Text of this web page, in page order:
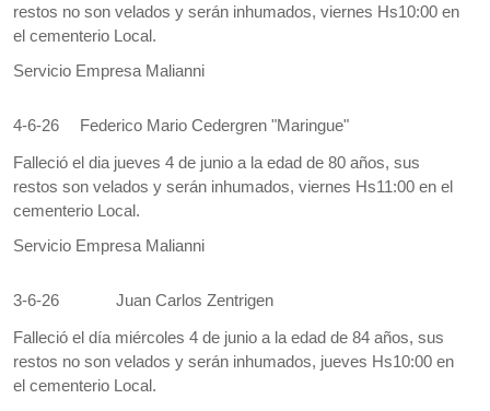
restos no son velados y serán inhumados, viernes Hs10:00 en
el cementerio Local.
Servicio Empresa Malianni
4-6-26 Federico Mario Cedergren "Maringue"
Falleció el dia jueves 4 de junio a la edad de 80 años, sus
restos son velados y serán inhumados, viernes Hs11:00 en el
cementerio Local.
Servicio Empresa Malianni
3-6-26 Juan Carlos Zentrigen
Falleció el día miércoles 4 de junio a la edad de 84 años, sus
restos no son velados y serán inhumados, jueves Hs10:00 en
el cementerio Local.